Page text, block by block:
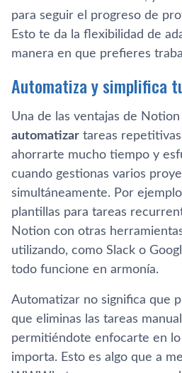
para seguir el progreso de
Esto te da la flexibilidad de
manera en que prefieres
Automatiza y simplifica
Una de las ventajas de
automatizar tareas
ahorrarte mucho tiempo y
cuando gestionas varios
simultáneamente. Por
plantillas para tareas
Notion con otras
utilizando, como Slack o
todo funcione en armonía.
Automatizar no significa que
que eliminas las tareas
permitiéndote enfocarte en
importa. Esto es algo que a